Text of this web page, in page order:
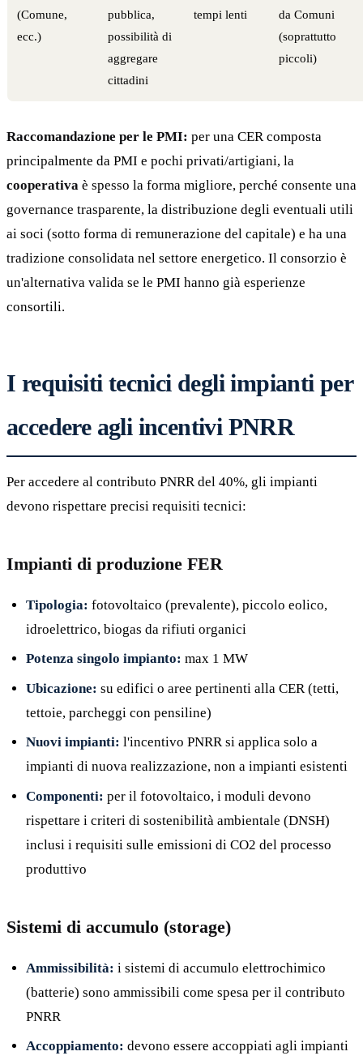
(Comune,
ecc.)
pubblica,
possibilità di
aggregare
cittadini
tempi lenti
da Comuni
(soprattutto
piccoli)
Raccomandazione per le PMI: per una CER composta
principalmente da PMI e pochi privati/artigiani, la
cooperativa è spesso la forma migliore, perché consente una
governance trasparente, la distribuzione degli eventuali utili
ai soci (sotto forma di remunerazione del capitale) e ha una
tradizione consolidata nel settore energetico. Il consorzio è
un'alternativa valida se le PMI hanno già esperienze
consortili.
I requisiti tecnici degli impianti per
accedere agli incentivi PNRR
Per accedere al contributo PNRR del 40%, gli impianti
devono rispettare precisi requisiti tecnici:
Impianti di produzione FER
Tipologia: fotovoltaico (prevalente), piccolo eolico,
idroelettrico, biogas da rifiuti organici
Potenza singolo impianto: max 1 MW
Ubicazione: su edifici o aree pertinenti alla CER (tetti,
tettoie, parcheggi con pensiline)
Nuovi impianti: l'incentivo PNRR si applica solo a
impianti di nuova realizzazione, non a impianti esistenti
Componenti: per il fotovoltaico, i moduli devono
rispettare i criteri di sostenibilità ambientale (DNSH)
inclusi i requisiti sulle emissioni di CO2 del processo
produttivo
Sistemi di accumulo (storage)
Ammissibilità: i sistemi di accumulo elettrochimico
(batterie) sono ammissibili come spesa per il contributo
PNRR
Accoppiamento: devono essere accoppiati agli impianti